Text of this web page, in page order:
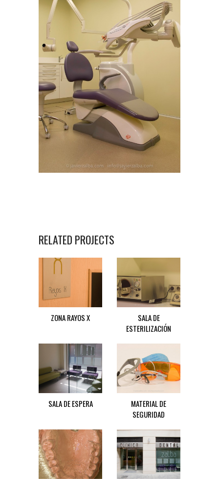
RELATED PROJECTS
ZONA RAYOS X
SALA DE
ESTERILIZACIÓN
SALA DE ESPERA
MATERIAL DE
SEGURIDAD